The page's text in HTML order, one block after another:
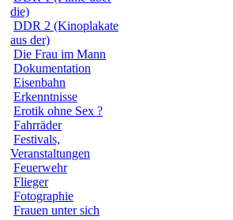
die)
DDR 2 (Kinoplakate
aus der)
Die Frau im Mann
Dokumentation
Eisenbahn
Erkenntnisse
Erotik ohne Sex ?
Fahrräder
Festivals,
Veranstaltungen
Feuerwehr
Flieger
Fotographie
Frauen unter sich